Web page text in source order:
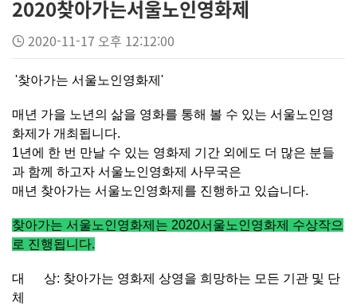
2020찾아가는서울노인영화제
2020-11-17 오후 12:12:00
'찾아가는 서울노인영화제'
매년 가을 노년의 삶을 영화를 통해 볼 수 있는 서울노인영
화제가 개최됩니다.
1년에 한 번 만날 수 있는 영화제 기간 외에도 더 많은 분들
과 함께 하고자 서울노인영화제 사무국은
매년 찾아가는 서울노인영화제를 진행하고 있습니다.
찾아가는 서울노인영화제는 2020서울노인영화제 수상작으
로 진행됩니다.
대 상: 찾아가는 영화제 상영을 희망하는 모든 기관 및 단
체